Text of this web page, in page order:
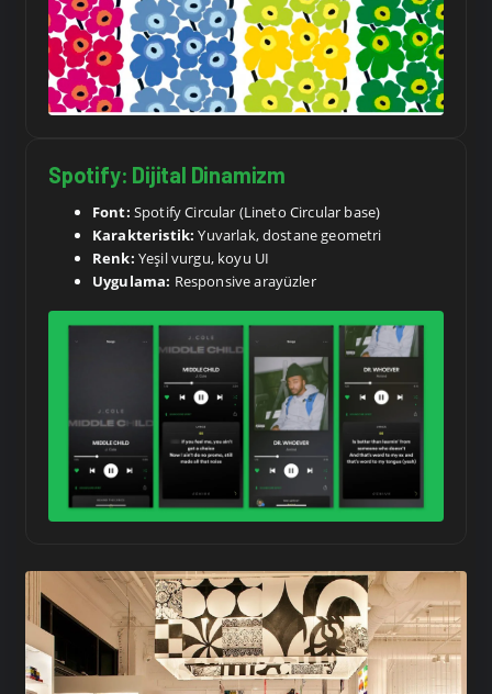
Spotify: Dijital Dinamizm
Font: Spotify Circular (Lineto Circular base)
Karakteristik: Yuvarlak, dostane geometri
Renk: Yeşil vurgu, koyu UI
Uygulama: Responsive arayüzler